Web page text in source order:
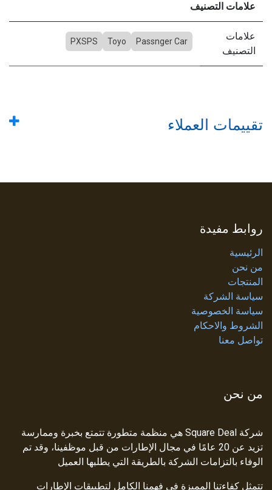
علامات التصنيف
علامات
التصنيف
Passnger Car
Toyo
PXSPS
تقييمات العملاء
روابط مفيدة
الرئيسية
من نحن
المنتجات
سياسة الشركة
سياسة الخصوصية
الشروط والاحكام
تواصل معنا
من نحن
شركة Square Deal هي منظمة متطورة تتمتع بخبرة وممارسة
تزيد عن 20 عامًا في مجال الإطارات من قبل موظفينا، وقد تم
الوفاء بالتزامات الشركة بالطريقة التي يطلبها العميل
تتمثل كفاءتنا المميزة في فهمنا الكامل لتطبيقات الإطارات